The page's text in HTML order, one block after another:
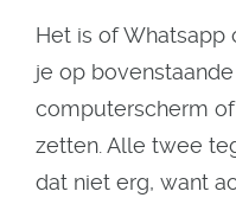
Het is of Whatsapp
je op
computerscherm
zetten. Alle twee
dat niet erg, want